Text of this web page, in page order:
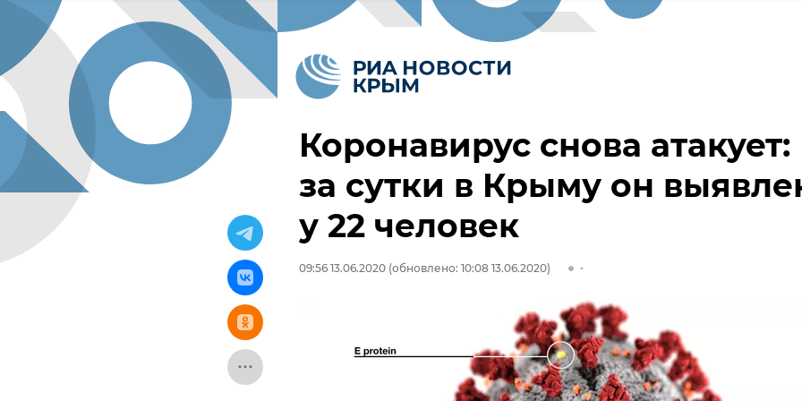
Коронавирус снова атакует:
за сутки в Крыму он
у 22 человек
09:56 13.06.2020 (обновлено: 10:08 13.06.2020)